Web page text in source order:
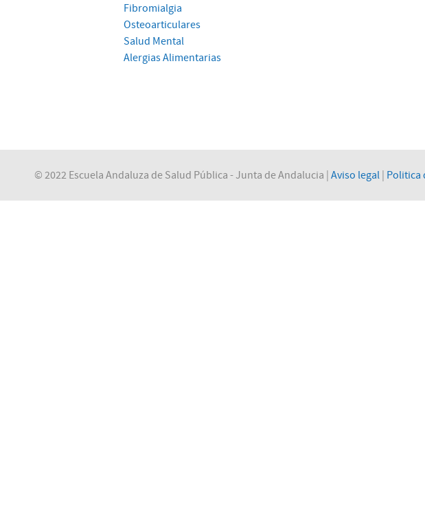
Fibromialgia
Osteoarticulares
Salud Mental
Alergias Alimentarias
© 2022 Escuela Andaluza de Salud Pública - Junta de Andalucia | Aviso legal| Politica